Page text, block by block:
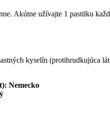
Akútne užívajte 1 pastilku
ky­selín (protihrudkujúca
Nemecko